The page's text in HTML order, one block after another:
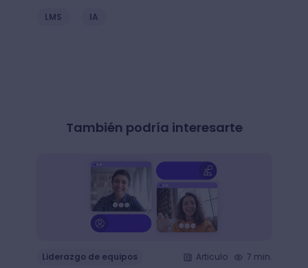
LMS IA
También podría interesarte
Liderazgo de equipos Articulo 7 min.